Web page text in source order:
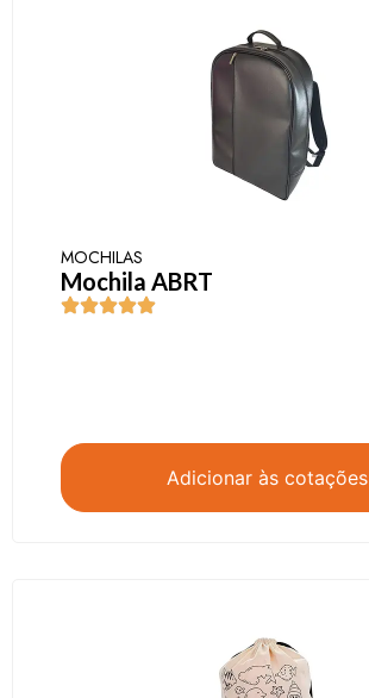
MOCHILAS
Mochila ABRT
Adicionar às cotações